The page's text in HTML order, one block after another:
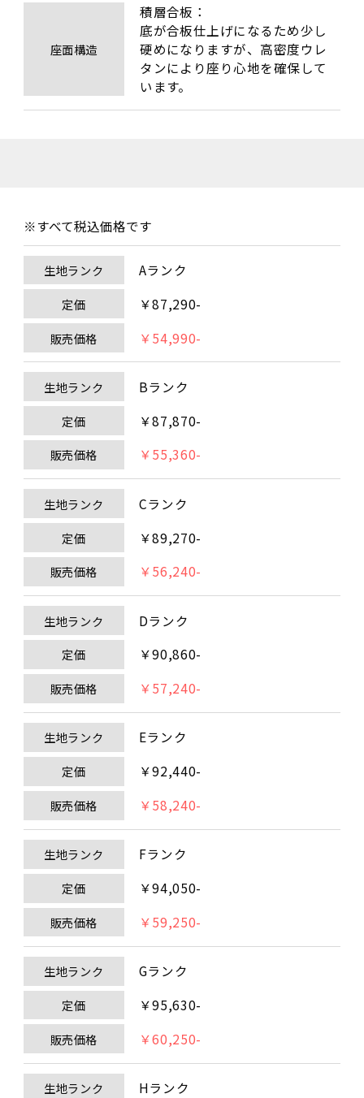
座面構造
積層合板：
底が合板仕上げになるため少し
硬めになりますが、高密度ウレ
タンにより座り心地を確保して
います。
※すべて税込価格です
生地ランク Aランク
定価 ￥87,290-
販売価格 ￥54,990-
生地ランク Bランク
定価 ￥87,870-
販売価格 ￥55,360-
生地ランク Cランク
定価 ￥89,270-
販売価格 ￥56,240-
生地ランク Dランク
定価 ￥90,860-
販売価格 ￥57,240-
生地ランク Eランク
定価 ￥92,440-
販売価格 ￥58,240-
生地ランク Fランク
定価 ￥94,050-
販売価格 ￥59,250-
生地ランク Gランク
定価 ￥95,630-
販売価格 ￥60,250-
生地ランク Hランク